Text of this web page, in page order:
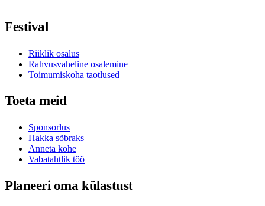
Festival
Riiklik osalus
Rahvusvaheline osalemine
Toimumiskoha taotlused
Toeta meid
Sponsorlus
Hakka sõbraks
Anneta kohe
Vabatahtlik töö
Planeeri oma külastust